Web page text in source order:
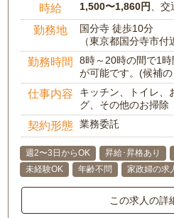
時給 1,500〜1,860円 、
勤務地
国分寺 徒歩10分
（東京都国分寺市付
勤務時間
8時～20時の間で1
が可能です。(候補
仕事内容
キッチン、トイレ、
グ、その他のお掃除
契約形態 業務委託
週2〜3日からOK 昇給･昇格あり
未経験OK
年齢不問 家政婦の求
この求人の詳